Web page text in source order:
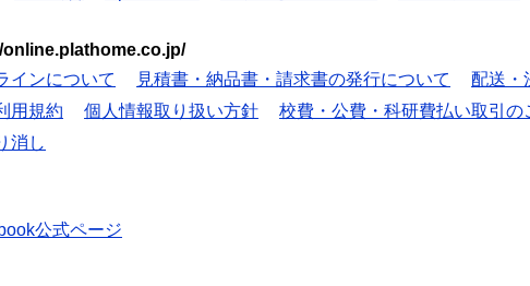
online.plathome.co.jp/
インについて 見積書・納品書・請求書の発行について 配送・
用規約 個人情報取り扱い方針 校費・公費・科研費払い取引の
消し
公式ページ